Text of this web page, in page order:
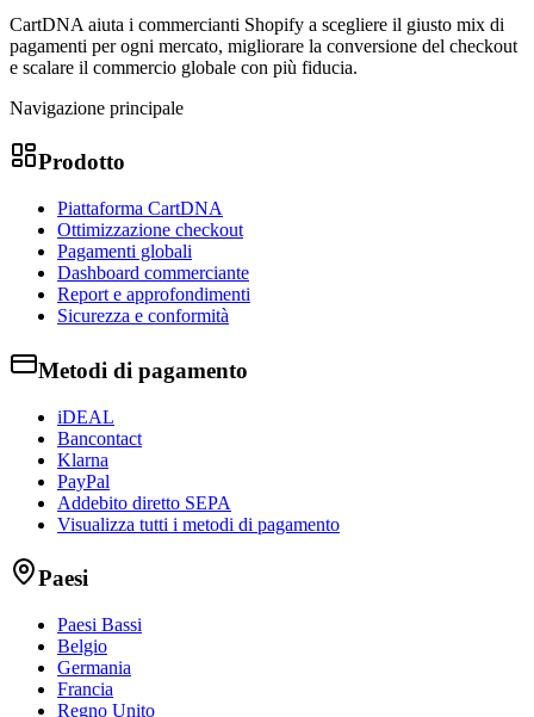
CartDNA aiuta i commercianti Shopify a scegliere il giusto mix di
pagamenti per ogni mercato, migliorare la conversione del checkout
e scalare il commercio globale con più fiducia.
Navigazione principale
Prodotto
Piattaforma CartDNA
Ottimizzazione checkout
Pagamenti globali
Dashboard commerciante
Report e approfondimenti
Sicurezza e conformità
Metodi di pagamento
iDEAL
Bancontact
Klarna
PayPal
Addebito diretto SEPA
Visualizza tutti i metodi di pagamento
Paesi
Paesi Bassi
Belgio
Germania
Francia
Regno Unito